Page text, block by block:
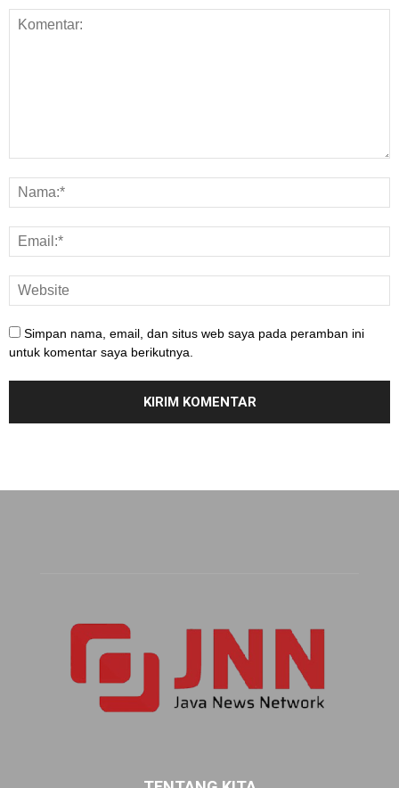
Simpan nama, email, dan situs web saya pada peramban ini
untuk komentar saya berikutnya.